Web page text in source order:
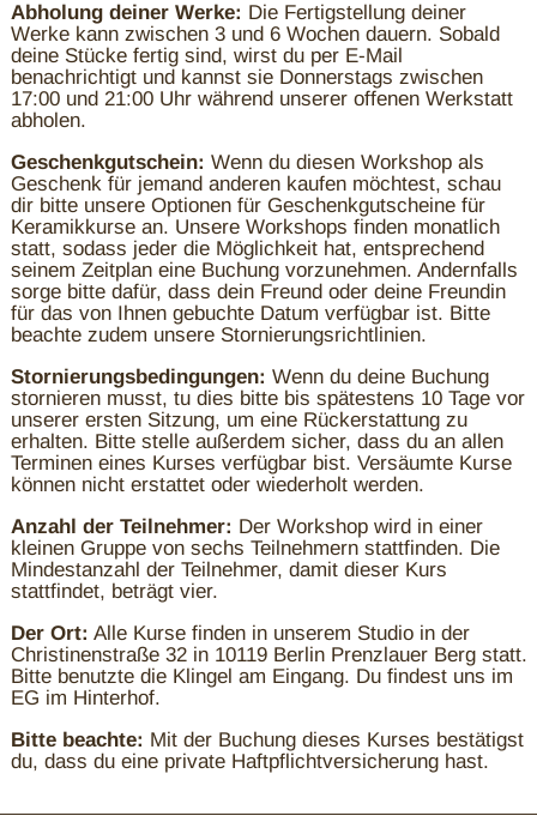
Abholung deiner Werke: Die Fertigstellung deiner
Werke kann zwischen 3 und 6 Wochen dauern. Sobald
deine Stücke fertig sind, wirst du per E-Mail
benachrichtigt und kannst sie Donnerstags zwischen
17:00 und 21:00 Uhr während unserer offenen Werkstatt
abholen.
Geschenkgutschein: Wenn du diesen Workshop als
Geschenk für jemand anderen kaufen möchtest, schau
dir bitte unsere Optionen für Geschenkgutscheine für
Keramikkurse an. Unsere Workshops finden monatlich
statt, sodass jeder die Möglichkeit hat, entsprechend
seinem Zeitplan eine Buchung vorzunehmen. Andernfalls
sorge bitte dafür, dass dein Freund oder deine Freundin
für das von Ihnen gebuchte Datum verfügbar ist. Bitte
beachte zudem unsere Stornierungsrichtlinien.
Stornierungsbedingungen: Wenn du deine Buchung
stornieren musst, tu dies bitte bis spätestens 10 Tage vor
unserer ersten Sitzung, um eine Rückerstattung zu
erhalten. Bitte stelle außerdem sicher, dass du an allen
Terminen eines Kurses verfügbar bist. Versäumte Kurse
können nicht erstattet oder wiederholt werden.
Anzahl der Teilnehmer: Der Workshop wird in einer
kleinen Gruppe von sechs Teilnehmern stattfinden. Die
Mindestanzahl der Teilnehmer, damit dieser Kurs
stattfindet, beträgt vier.
Der Ort: Alle Kurse finden in unserem Studio in der
Christinenstraße 32 in 10119 Berlin Prenzlauer Berg statt.
Bitte benutzte die Klingel am Eingang. Du findest uns im
EG im Hinterhof.
Bitte beachte: Mit der Buchung dieses Kurses bestätigst
du, dass du eine private Haftpflichtversicherung hast.